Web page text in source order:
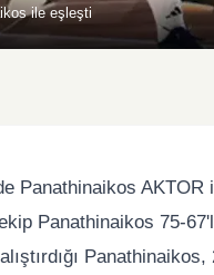
ile eşleşti
Panathinaikos AKTOR
Panathinaikos 75-